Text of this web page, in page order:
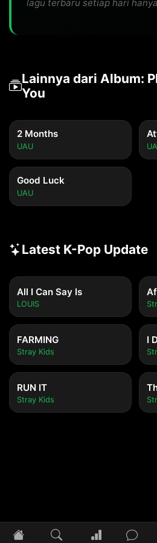
lagu terbaru setiap hari
Lainnya dari Album:
You
2 Months
UAU
Good Luck
UAU
Latest K-Pop Update
All I Can Say Is
LOUIS
FARMING
Stray Kids
I
RUN IT
Stray Kids